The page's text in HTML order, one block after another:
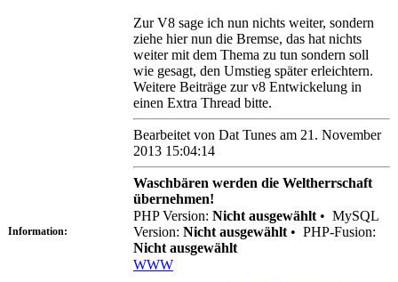
Zur V8 sage ich nun nichts weiter, sondern
ziehe hier nun die Bremse, das hat nichts
weiter mit dem Thema zu tun sondern soll
wie gesagt, den Umstieg später erleichtern.
Weitere Beiträge zur v8 Entwickelung in
einen Extra Thread bitte.
Bearbeitet von Dat Tunes am 21. November
2013 15:04:14
Waschbären werden die Weltherrschaft
übernehmen!
Information:
PHP Version: Nicht ausgewählt • MySQL
Version: Nicht ausgewählt • PHP-Fusion:
Nicht ausgewählt
WWW